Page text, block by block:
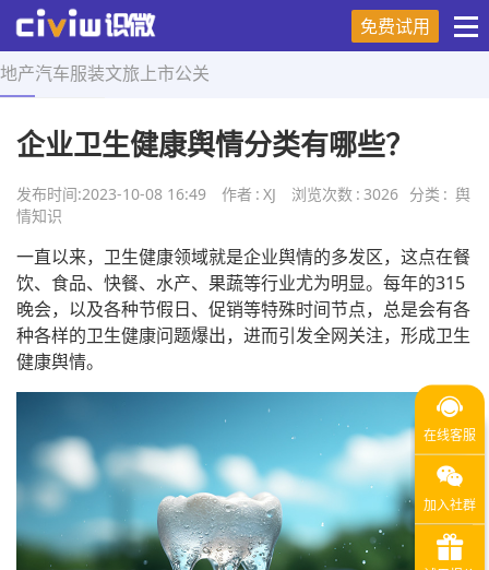
免费试用
地产汽车服装文旅 上市公关
首页 > 舆情知识 > 正文
企业卫生健康舆情分类有哪些？
发布时间:2023-10-08 16:49 作者 : XJ 浏览次数 : 3026 分类 : 舆
情知识
一直以来，卫生健康领域就是企业舆情的多发区，这点在餐
饮、食品、快餐、水产、果蔬等行业尤为明显。每年的315
晚会，以及各种节假日、促销等特殊时间节点，总是会有各
种各样的卫生健康问题爆出，进而引发全网关注，形成卫生
健康舆情。